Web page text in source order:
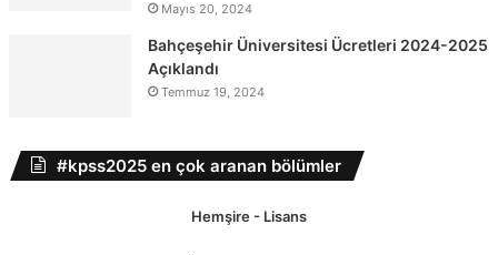
Mayıs 20, 2024
Bahçeşehir Üniversitesi Ücretleri 2024-2025
Açıklandı
Temmuz 19, 2024
#kpss2025 en çok aranan bölümler
Hemşire - Lisans